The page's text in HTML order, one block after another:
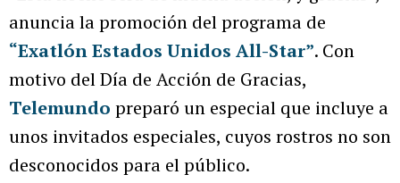
anuncia la promoción del programa de
“Exatlón Estados Unidos All-Star”. Con
motivo del Día de Acción de Gracias,
Telemundo preparó un especial que incluye a
unos invitados especiales, cuyos rostros no son
desconocidos para el público.